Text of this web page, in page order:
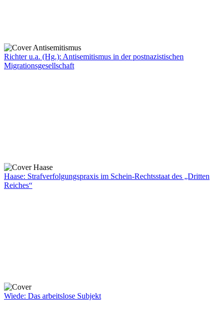
Richter u.a. (Hg.): Antisemitismus in der postnazistischen
Migrationsgesellschaft
Haase: Strafverfolgungspraxis im Schein-Rechtsstaat des „Dritten
Reiches“
Wiede: Das arbeitslose Subjekt